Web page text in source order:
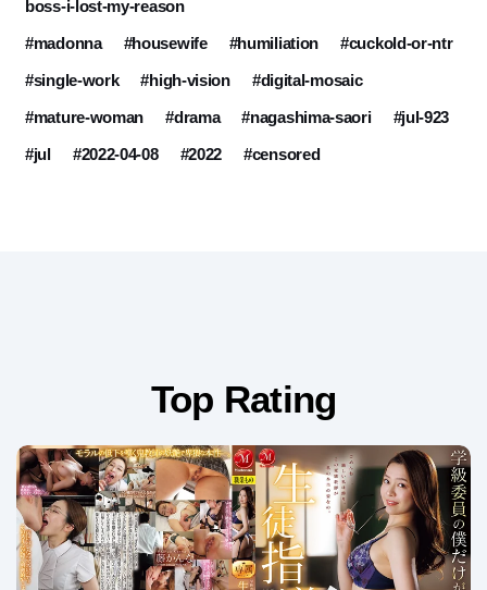
boss-i-lost-my-reason
#madonna
#housewife #humiliation
#cuckold-or-ntr
#single-work
#high-vision
#digital-mosaic
#mature-woman
#drama #nagashima-saori
#jul-923
#jul
#2022-04-08 #2022 #censored
Top Rating